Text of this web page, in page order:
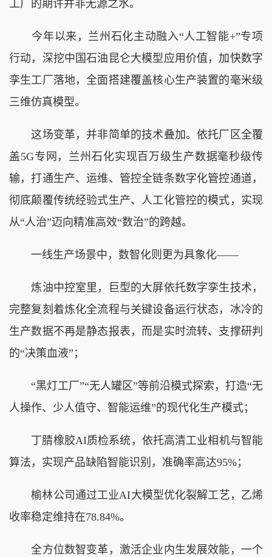
工厂的期许并非无源之水。
今年以来，兰州石化主动融入“人工智能+”专项
行动，深挖中国石油昆仑大模型应用价值，加快数字
孪生工厂落地，全面搭建覆盖核心生产装置的毫米级
三维仿真模型。
这场变革，并非简单的技术叠加。依托厂区全覆
盖5G专网，兰州石化实现百万级生产数据毫秒级传
输，打通生产、运维、管控全链条数字化管控通道，
彻底颠覆传统经验式生产、人工化管控的模式，实现
从“人治”迈向精准高效“数治”的跨越。
一线生产场景中，数智化则更为具象化——
炼油中控室里，巨型的大屏依托数字孪生技术，
完整复刻着炼化全流程与关键设备运行状态，冰冷的
生产数据不再是静态报表，而是实时流转、支撑研判
的“决策血液”；
“黑灯工厂”“无人罐区”等前沿模式探索，打造“无
人操作、少人值守、智能运维”的现代化生产模式；
丁腈橡胶AI质检系统，依托高清工业相机与智能
算法，实现产品缺陷智能识别，准确率高达95%；
榆林公司通过工业AI大模型优化裂解工艺，乙烯
收率稳定维持在78.84%。
全方位数智变革，激活企业内生发展效能，一个